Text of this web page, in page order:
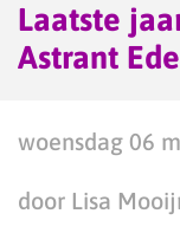
Laatste
Astrant Ede
woensdag 06
door Lisa